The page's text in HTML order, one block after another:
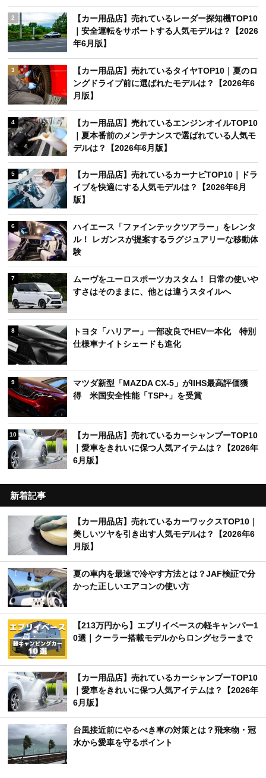
2
【カー用品店】売れているレーダー探知機TOP10
｜安全運転をサポートする人気モデルは？【2026
年6月版】
3
【カー用品店】売れているタイヤTOP10｜夏のロ
ングドライブ前に選ばれたモデルは？【2026年6
月版】
4
【カー用品店】売れているエンジンオイルTOP10
｜夏本番前のメンテナンスで選ばれている人気モ
デルは？【2026年6月版】
5
【カー用品店】売れているカーナビTOP10｜ドラ
イブを快適にする人気モデルは？【2026年6月
版】
6
ハイエース「ファインテックツアラー」をレンタ
ル！ レガンスが提案するラグジュアリーな移動体
験
7
ムーヴをユーロスポーツカスタム！ 日常の使いや
すさはそのままに、他とは違うスタイルへ
8
トヨタ「ハリアー」一部改良でHEV一本化 特別
仕様車ナイトシェードも進化
9
マツダ新型「MAZDA CX-5」がIIHS最高評価獲
得 米国安全性能「TSP+」を受賞
10
【カー用品店】売れているカーシャンプーTOP10
｜愛車をきれいに保つ人気アイテムは？【2026年
6月版】
新着記事
【カー用品店】売れているカーワックスTOP10｜
美しいツヤを引き出す人気モデルは？【2026年6
月版】
夏の車内を最速で冷やす方法とは？JAF検証で分
かった正しいエアコンの使い方
【213万円から】エブリイベースの軽キャンパー1
0選｜クーラー搭載モデルからロングセラーまで
【カー用品店】売れているカーシャンプーTOP10
｜愛車をきれいに保つ人気アイテムは？【2026年
6月版】
台風接近前にやるべき車の対策とは？飛来物・冠
水から愛車を守るポイント